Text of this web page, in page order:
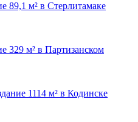
89,1 м² в Стерлитамаке
329 м² в Партизанском
1114 м² в Кодинске